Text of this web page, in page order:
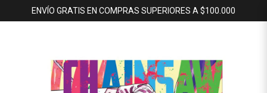
ENVÍO GRATIS EN COMPRAS SUPERIORES A $100.000